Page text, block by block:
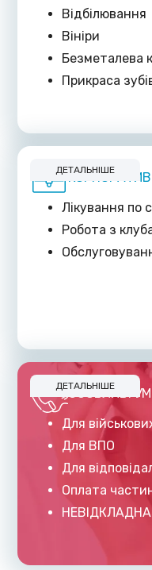
Відбілювання
Вініри
Безметалева
Прикраса
Лікування по
Робота з
ДЕТАЛЬНІШЕ
ОСОБЛИВІ
ДЕТАЛЬНІШЕ
Для
Для ВПО
Для
Оплата